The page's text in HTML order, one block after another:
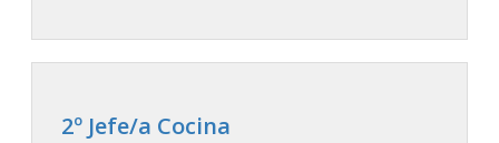
2º Jefe/a Cocina